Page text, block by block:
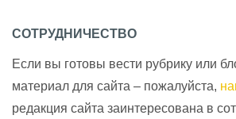
СОТРУДНИЧЕСТВО
Если вы готовы вести рубрику или
материал для сайта – пожалуйста,
редакция сайта заинтересована в